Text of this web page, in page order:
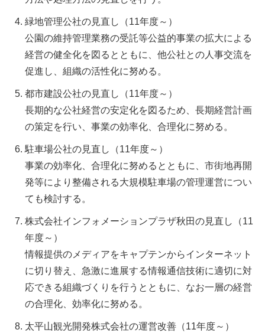
緑地管理公社の見直し（11年度～）
公園の維持管理業務の受託等公益的事業の拡大による
経営の健全化を図るとともに、他公社との人事交流を
促進し、組織の活性化に努める。
都市建設公社の見直し（11年度～）
長期的な公社経営の安定化を図るため、長期経営計画
の策定を行い、事業の効率化、合理化に努める。
駐車場公社の見直し（11年度～）
事業の効率化、合理化に努めるとともに、市街地再開
発等により整備される大規模駐車場の管理運営につい
ても検討する。
株式会社インフォメーションプラザ秋田の見直し（11
年度～）
情報提供のメディアをキャプテンからインターネット
に切り替え、急激に進展する情報通信技術に適切に対
応できる組織づくりを行うとともに、なお一層の経営
の合理化、効率化に努める。
太平山観光開発株式会社の運営改善（11年度～）